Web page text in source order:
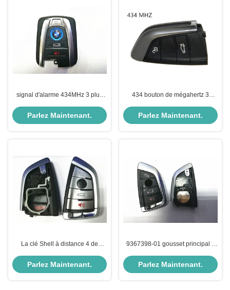
signal d'alarme 434MHz 3 plus
2013DJ5983 pour la clé de
voiture de BMW
Parlez Maintenant.
434 bouton de mégahertz 3
la portière de voiture d'Ulock
Parlez Maintenant.
La clé Shell à distance 4 de
l'identification NBGIDGNG1 de
FCC de 434MHz 9367401-01
Parlez Maintenant.
9367398-01 gousset principal à
ID49 BMW d'IDGNG3 434mhz
Parlez Maintenant.